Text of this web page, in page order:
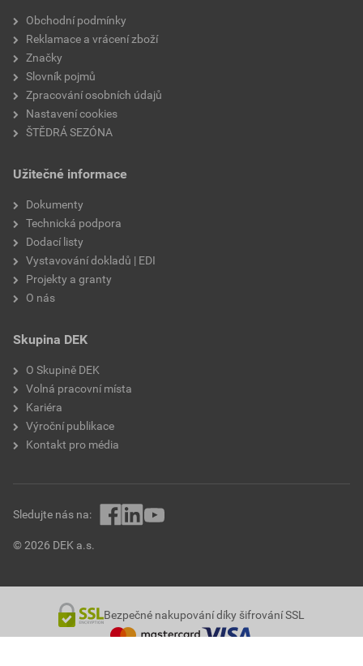
Obchodní podmínky
Reklamace a vrácení zboží
Značky
Slovník pojmů
Zpracování osobních údajů
Nastavení cookies
ŠTĚDRÁ SEZÓNA
Užitečné informace
Dokumenty
Technická podpora
Dodací listy
Vystavování dokladů | EDI
Projekty a granty
O nás
Skupina DEK
O Skupině DEK
Volná pracovní místa
Kariéra
Výroční publikace
Kontakt pro média
© 2026 DEK a.s.
Sledujte nás na:
Bezpečné nakupování díky šifrování SSL